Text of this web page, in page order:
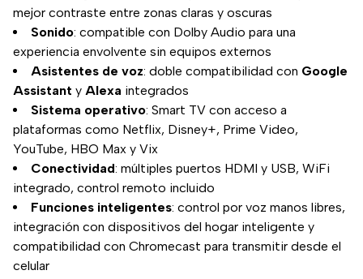
mejor contraste entre zonas claras y oscuras
Sonido: compatible con Dolby Audio para una
experiencia envolvente sin equipos externos
Asistentes de voz: doble compatibilidad con Google
Assistant y Alexa integrados
Sistema operativo: Smart TV con acceso a
plataformas como Netflix, Disney+, Prime Video,
YouTube, HBO Max y Vix
Conectividad: múltiples puertos HDMI y USB, WiFi
integrado, control remoto incluido
Funciones inteligentes: control por voz manos libres,
integración con dispositivos del hogar inteligente y
compatibilidad con Chromecast para transmitir desde el
celular